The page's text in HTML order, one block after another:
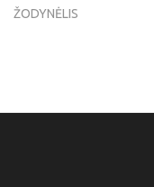
ŽODYNĖLIS